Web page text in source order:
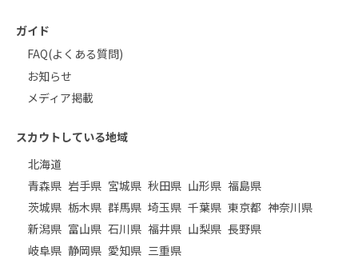
ガイド
FAQ(よくある質問)
お知らせ
メディア掲載
スカウトしている地域
北海道
青森県 岩手県 宮城県 秋田県 山形県 福島県
茨城県 栃木県 群馬県 埼玉県 千葉県 東京都 神奈川県
新潟県 富山県 石川県 福井県 山梨県 長野県
岐阜県 静岡県 愛知県 三重県